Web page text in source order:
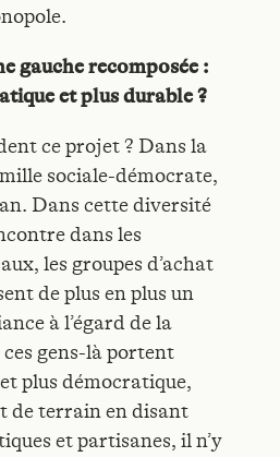
gauche recomposée :
et plus durable ?
ce projet ? Dans la
sociale-démocrate,
Dans cette diversité
dans les
les groupes d’achat
de plus en plus un
à l’égard de la
gens-là portent
plus démocratique,
de terrain en disant
et partisanes, il n’y